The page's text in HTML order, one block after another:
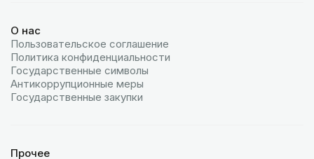
О нас
Пользовательское соглашение
Политика конфиденциальности
Государственные символы
Антикоррупционные меры
Государственные закупки
Прочее